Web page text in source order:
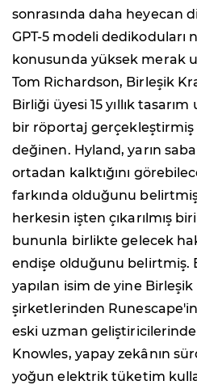
sonrasında daha heyecan
GPT-5 modeli dedikoduları
konusunda yüksek merak
Tom Richardson, Birleşik
Birliği üyesi 15 yıllık
bir röportaj gerçekleştirmiş
değinen. Hyland, yarın
ortadan kalktığını
farkında olduğunu
herkesin işten çıkarılmış
bununla birlikte gelecek
endişe olduğunu belirtmiş.
yapılan isim de yine Birleşik
şirketlerinden
eski uzman
Knowles, yapay zekânın
yoğun elektrik tüketim